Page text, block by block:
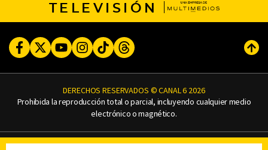
TELEVISIÓN
FacebookTwitterYoutubeInstagram
TikTokThreads
DERECHOS RESERVADOS © CANAL 6 2026
Prohibida la reproducción total o parcial, incluyendo cualquier medio
electrónico o magnético.